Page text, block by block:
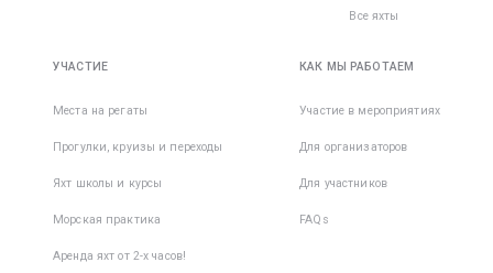
Все яхты
УЧАСТИЕ
Места на регаты
Прогулки, круизы и переходы
Яхт школы и курсы
Морская практика
Аренда яхт от 2-х часов!
КАК МЫ РАБОТАЕМ
Участие в мероприятиях
Для организаторов
Для участников
FAQs